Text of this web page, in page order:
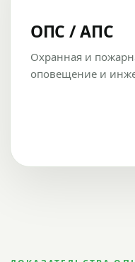
ОПС / АПС
Охранная и
оповещение и